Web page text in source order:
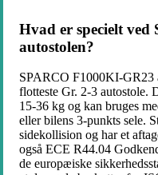
Hvad er specielt
autostolen?
SPARCO F1000KI-GR23
flotteste Gr. 2-3 autostole.
15-36 kg og kan bruges
eller bilens 3-punkts sele.
sidekollision og har et
også ECE R44.04
de europæiske